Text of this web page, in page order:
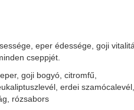
eper édessége, goji
cseppjét.
goji bogyó, citromfű,
erdei szamócalevél,
rózsabors